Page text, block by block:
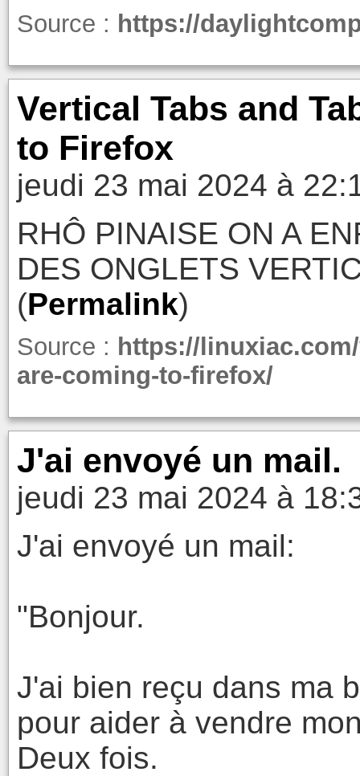
Source : https://
Vertical Tabs and
to Firefox
jeudi 23 mai 2024 à
RHÔ PINAISE ON A
DES ONGLETS
(Permalink)
Source : https://
are-coming-to-firefox/
J'ai envoyé un mail.
jeudi 23 mai 2024 à
J'ai envoyé un mail:
"Bonjour.
J'ai bien reçu dans ma
pour aider à vendre
Deux fois.